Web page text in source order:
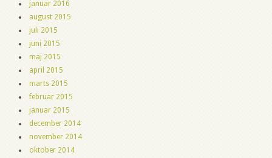
januar 2016
august 2015
juli 2015
juni 2015
maj 2015
april 2015
marts 2015
februar 2015
januar 2015
december 2014
november 2014
oktober 2014